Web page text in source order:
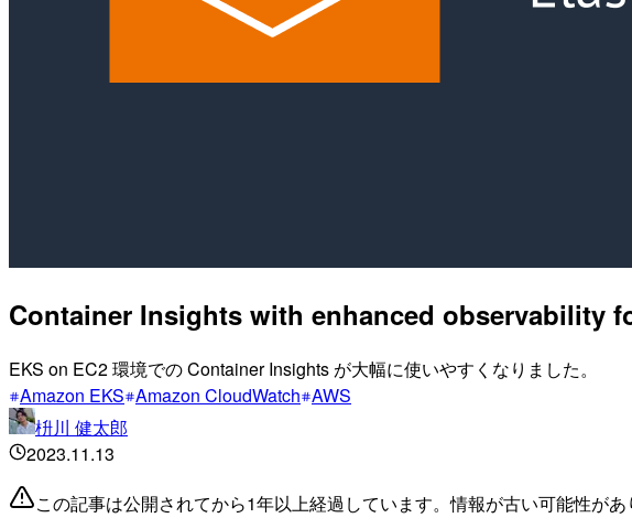
Container Insights with enhanced observability
EKS on EC2 環境での Container Insights が大幅に使いやすくなりました。
Amazon EKS Amazon CloudWatch AWS
枡川 健太郎
2023.11.13
この記事は公開されてから1年以上経過しています。情報が古い可能性があ